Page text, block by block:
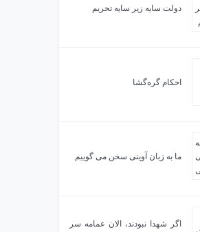
دولت سایه زیر سایه تحریم
احکام گره‌گشا
ما به زبان آوینی سخن می گوییم
اگر شهدا نبودند، الان عمامه سر